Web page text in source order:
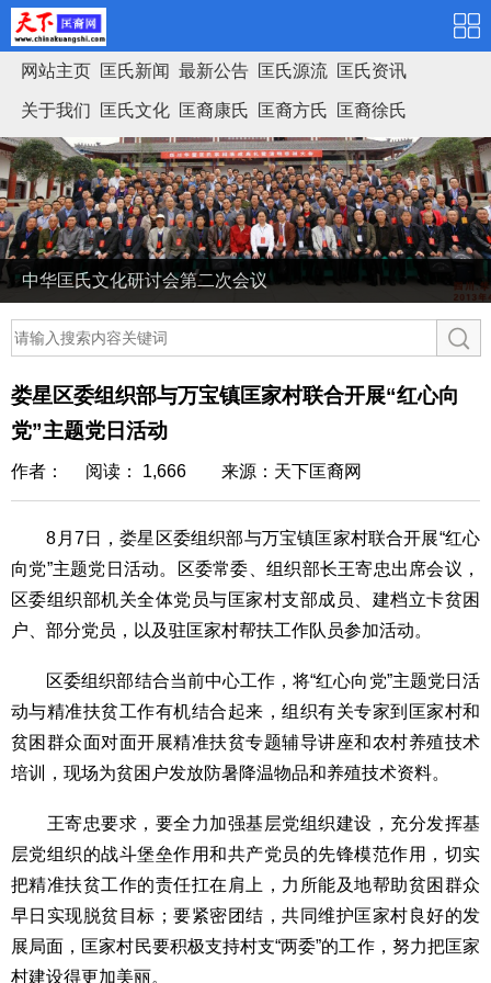
网站主页 匡氏新闻 最新公告 匡氏源流 匡氏资讯
关于我们 匡氏文化 匡裔康氏 匡裔方氏 匡裔徐氏
匡氏家谱
中华匡氏文化研讨会第二次会议
娄星区委组织部与万宝镇匡家村联合开展“红心向
党”主题党日活动
作者： 阅读： 1,666 来源：天下匡裔网
8月7日，娄星区委组织部与万宝镇匡家村联合开展“红心
向党”主题党日活动。区委常委、组织部长王寄忠出席会议，
区委组织部机关全体党员与匡家村支部成员、建档立卡贫困
户、部分党员，以及驻匡家村帮扶工作队员参加活动。
区委组织部结合当前中心工作，将“红心向党”主题党日活
动与精准扶贫工作有机结合起来，组织有关专家到匡家村和
贫困群众面对面开展精准扶贫专题辅导讲座和农村养殖技术
培训，现场为贫困户发放防暑降温物品和养殖技术资料。
王寄忠要求，要全力加强基层党组织建设，充分发挥基
层党组织的战斗堡垒作用和共产党员的先锋模范作用，切实
把精准扶贫工作的责任扛在肩上，力所能及地帮助贫困群众
早日实现脱贫目标；要紧密团结，共同维护匡家村良好的发
展局面，匡家村民要积极支持村支“两委”的工作，努力把匡家
村建设得更加美丽。